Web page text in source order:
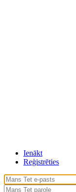
Ienākt
Reģistrēties